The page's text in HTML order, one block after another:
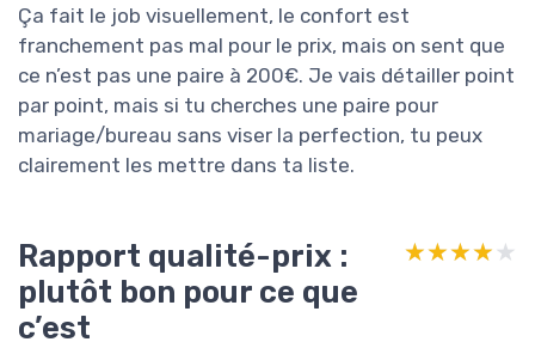
Ça fait le job visuellement, le confort est
franchement pas mal pour le prix, mais on sent que
ce n’est pas une paire à 200€. Je vais détailler point
par point, mais si tu cherches une paire pour
mariage/bureau sans viser la perfection, tu peux
clairement les mettre dans ta liste.
Rapport qualité-prix :
plutôt bon pour ce que
c’est
★★★★★
★★★★★